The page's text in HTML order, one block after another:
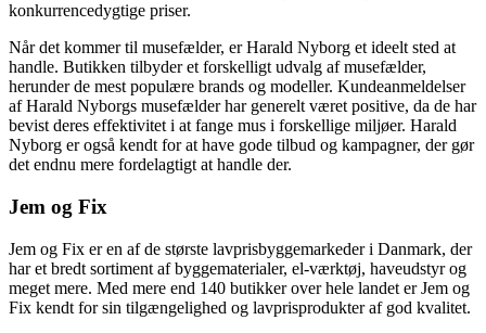
konkurrencedygtige priser.
Når det kommer til musefælder, er Harald Nyborg et ideelt sted at
handle. Butikken tilbyder et forskelligt udvalg af musefælder,
herunder de mest populære brands og modeller. Kundeanmeldelser
af Harald Nyborgs musefælder har generelt været positive, da de har
bevist deres effektivitet i at fange mus i forskellige miljøer. Harald
Nyborg er også kendt for at have gode tilbud og kampagner, der gør
det endnu mere fordelagtigt at handle der.
Jem og Fix
Jem og Fix er en af de største lavprisbyggemarkeder i Danmark, der
har et bredt sortiment af byggematerialer, el-værktøj, haveudstyr og
meget mere. Med mere end 140 butikker over hele landet er Jem og
Fix kendt for sin tilgængelighed og lavprisprodukter af god kvalitet.